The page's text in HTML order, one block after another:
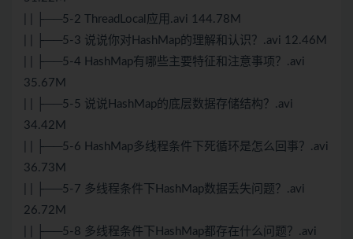
| | ├──5-2 ThreadLocal应用.avi 144.78M
| | ├──5-3 说说你对HashMap的理解和认识？.avi 12.46M
| | ├──5-4 HashMap有哪些主要特征和注意事项？.avi
35.67M
| | ├──5-5 说说HashMap的底层数据存储结构？.avi
34.42M
| | ├──5-6 HashMap多线程条件下死循环是怎么回事？.avi
36.73M
| | ├──5-7 多线程条件下HashMap数据丢失问题？.avi
26.72M
| | ├──5-8 多线程条件下HashMap都存在什么问题？.avi